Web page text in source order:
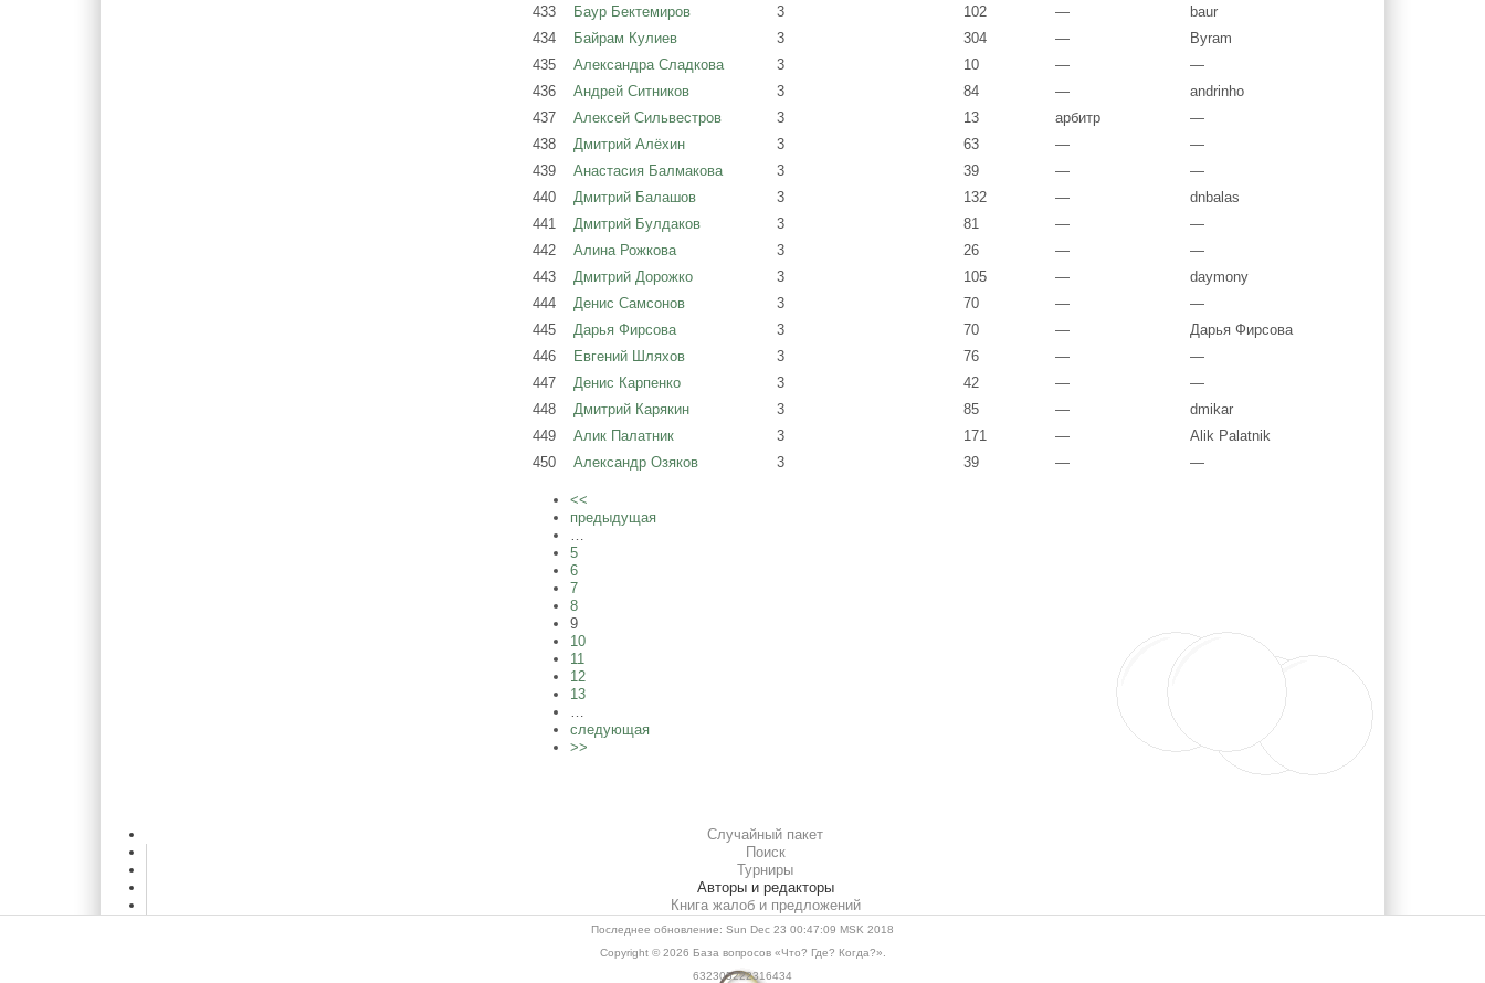
433
Баур Бектемиров 3 102 —
baur
434
Байрам Кулиев 3 304 —
Byram
435
Александра Сладкова 3 10 —
—
436
Андрей Ситников 3 84 —
andrinho
437
Алексей Сильвестров 3 13 арбитр
—
438
Дмитрий Алёхин 3 63 —
—
439
Анастасия Балмакова 3 39 —
—
440
Дмитрий Балашов 3 132 —
dnbalas
441
Дмитрий Булдаков 3 81 —
—
442
Алина Рожкова 3 26 —
—
443
Дмитрий Дорожко 3 105 —
daymony
444
Денис Самсонов 3 70 —
—
445
Дарья Фирсова 3 70 —
Дарья Фирсова
446
Евгений Шляхов 3 76 —
—
447
Денис Карпенко 3 42 —
—
448
Дмитрий Карякин 3 85 —
dmikar
449
Алик Палатник 3 171 —
Alik Palatnik
450
Александр Озяков 3 39 — —
<<
предыдущая
5
6
7
8
9
10
11
12
13
следующая
>>
Случайный пакет
Поиск
Турниры
Авторы и редакторы
Книга жалоб и предложений
Последнее обновление: Sun Dec 23 00:47:09 MSK 2018
Copyright © 2026 База вопросов «Что? Где? Когда?»
632305222316434